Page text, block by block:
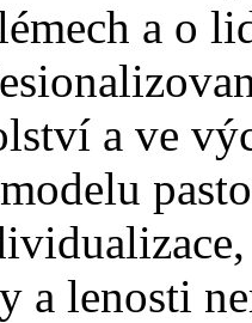
a o
a ve
a lenosti